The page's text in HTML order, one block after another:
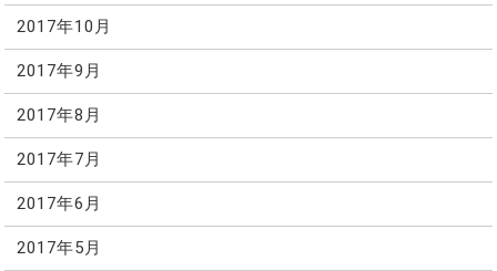
2017年10月
2017年9月
2017年8月
2017年7月
2017年6月
2017年5月